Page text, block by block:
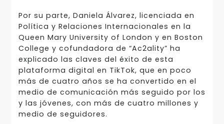
Por su parte, Daniela Álvarez, licenciada en
Política y Relaciones Internacionales en la
Queen Mary University of London y en Boston
College y cofundadora de “Ac2ality” ha
explicado las claves del éxito de esta
plataforma digital en TikTok, que en poco
más de cuatro años se ha convertido en el
medio de comunicación más seguido por los
y las jóvenes, con más de cuatro millones y
medio de seguidores.